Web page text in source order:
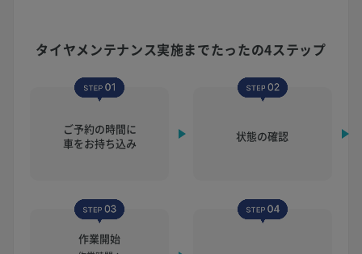
タイヤメンテナンス実施までたったの4ステップ
ご予約の時間に
車をお持ち込み
状態の確認
作業開始